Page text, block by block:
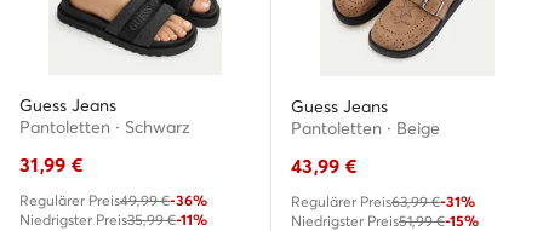
Guess Jeans
Pantoletten · Schwarz
31,99 €
Regulärer Preis49,99 €-36%
Niedrigster Preis35,99 €-11%
Guess Jeans
Pantoletten · Beige
43,99 €
Regulärer Preis63,99 €-31%
Niedrigster Preis51,99 €-15%